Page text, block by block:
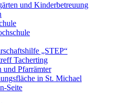
und Kinderbetreuung
„STEP“
Tacherting
und Pfarrämter
in St. Michael
Seite